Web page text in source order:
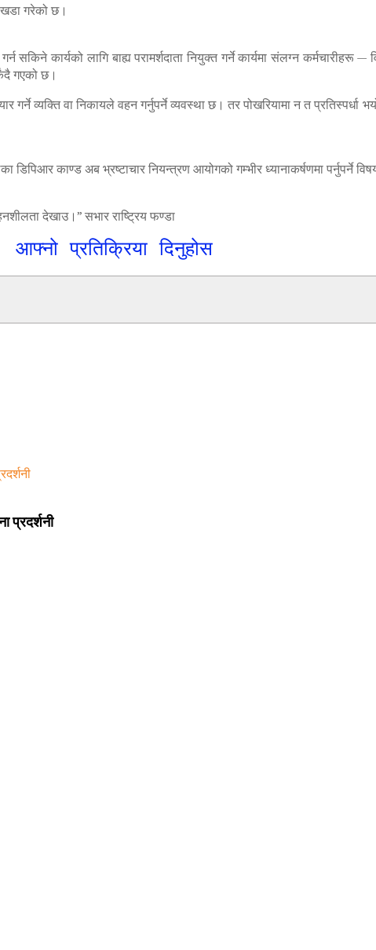
खडा गरेको छ।
कार्यको लागि बाह्य परामर्शदाता नियुक्त गर्ने कार्यमा संलग्न कर्मचारीहरू
गएको छ।
गर्ने व्यक्ति वा निकायले वहन गर्नुपर्ने व्यवस्था छ। तर पोखरियामा न त
डिपिआर काण्ड अब भ्रष्टाचार नियन्त्रण आयोगको गम्भीर ध्यानाकर्षणमा पर्नुपर्ने
देखाउ।” सभार राष्ट्रिय फण्डा
आफ्नो प्रतिक्रिया दिनुहोस
प्रदर्शनी